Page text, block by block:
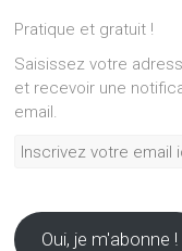
Pratique et gratuit !
Saisissez votre
et recevoir une
email.
Inscrivez
ici
Oui, je m'abonne !